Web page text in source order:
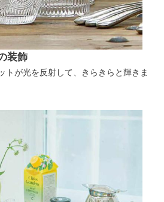
装飾
トが光を反射して、きらきらと輝きま